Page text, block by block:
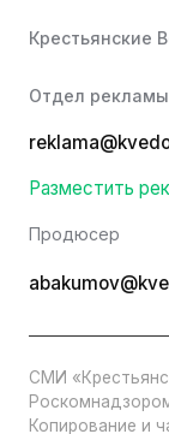
Крестьянские
Отдел рекламы
Разместить
Продюсер
СМИ
Копирование и